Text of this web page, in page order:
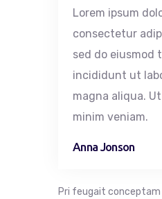
Lorem ipsum
consectetur
sed do eiusmod
incididunt ut
magna aliqua. Ut
minim veniam.
Anna Jonson
Pri feugait